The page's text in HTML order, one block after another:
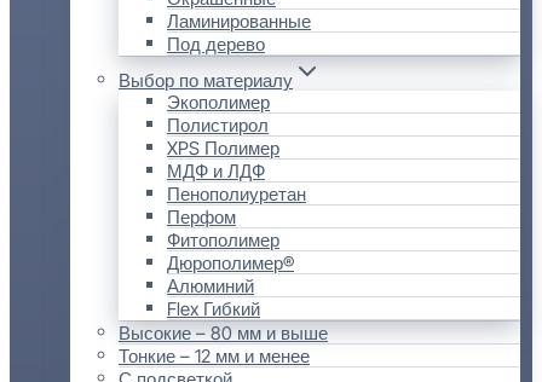
Ламинированные
Под дерево
Выбор по материалу
Экополимер
Полистирол
XPS Полимер
МДФ и ЛДФ
Пенополиуретан
Перфом
Фитополимер
Дюрополимер®
Алюминий
Flex Гибкий
Высокие – 80 мм и выше
Тонкие – 12 мм и менее